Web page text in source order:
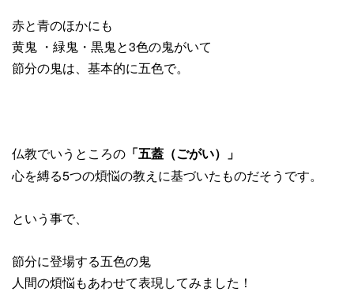
赤と青のほかにも
黄鬼 ・緑鬼・黒鬼と3色の鬼がいて
節分の鬼は、基本的に五色で。
仏教でいうところの 「五蓋（ごがい）」
心を縛る5つの煩悩の教えに基づいたものだそうです。
という事で、
節分に登場する五色の鬼
人間の煩悩もあわせて表現してみました！